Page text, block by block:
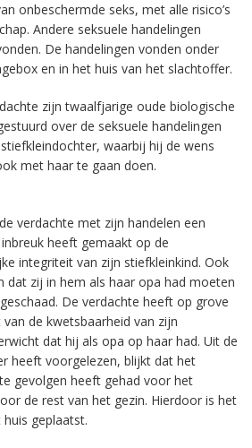
onbeschermde seks, met alle risico’s
Andere seksuele handelingen
De handelingen vonden onder
en in het huis van het slachtoffer.
zijn twaalfjarige oude biologische
over de seksuele handelingen
waarbij hij de wens
met haar te gaan doen.
verdachte met zijn handelen een
heeft gemaakt op de
integriteit van zijn stiefkleinkind. Ook
dat zij in hem als haar opa had moeten
De verdachte heeft op grove
de kwetsbaarheid van zijn
dat hij als opa op haar had. Uit de
heeft voorgelezen, blijkt dat het
gevolgen heeft gehad voor het
de rest van het gezin. Hierdoor is het
geplaatst.